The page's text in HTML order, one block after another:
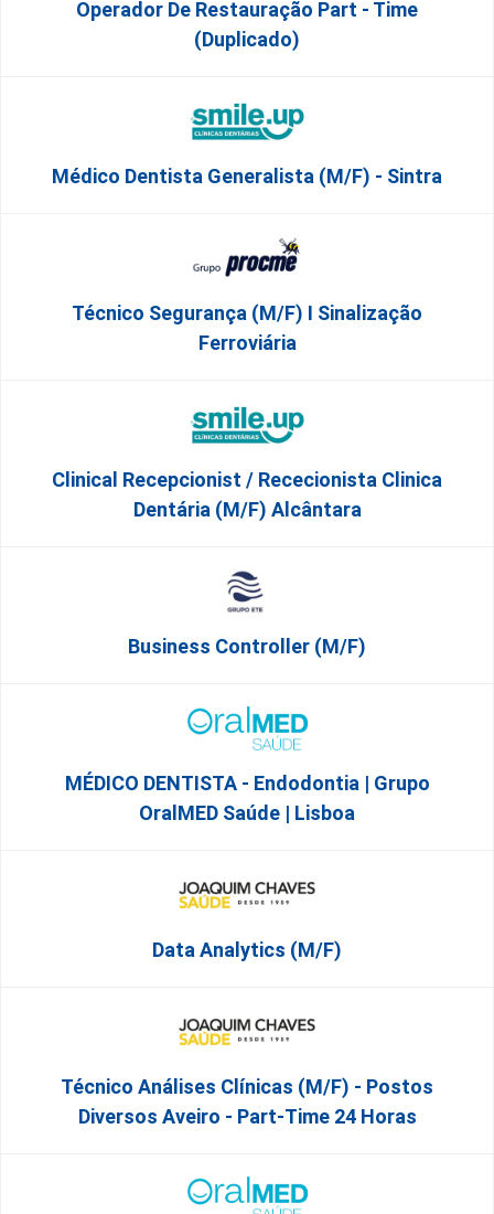
Operador De Restauração Part - Time
(Duplicado)
Médico Dentista Generalista (M/F) - Sintra
Técnico Segurança (m/f) I Sinalização
Ferroviária
Clinical Recepcionist / Rececionista Clinica
Dentária (M/F) Alcântara
Business Controller (m/f)
MÉDICO DENTISTA - Endodontia | Grupo
OralMED Saúde | Lisboa
Data Analytics (M/F)
Técnico Análises Clínicas (M/F) - Postos
Diversos Aveiro - Part-Time 24 Horas